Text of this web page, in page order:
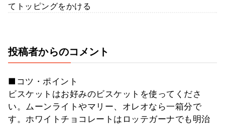
てトッピングをかける
投稿者からのコメント
■コツ・ポイント
ビスケットはお好みのビスケットを使ってくださ
い。ムーンライトやマリー、オレオなら一箱分で
す。ホワイトチョコレートはロッテガーナでも明治